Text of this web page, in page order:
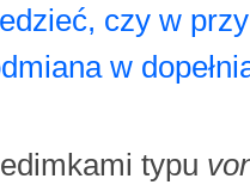
czy w
w
typu